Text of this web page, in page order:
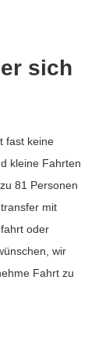
sich
fast keine
kleine Fahrten
81 Personen
mit
oder
wir
Fahrt zu